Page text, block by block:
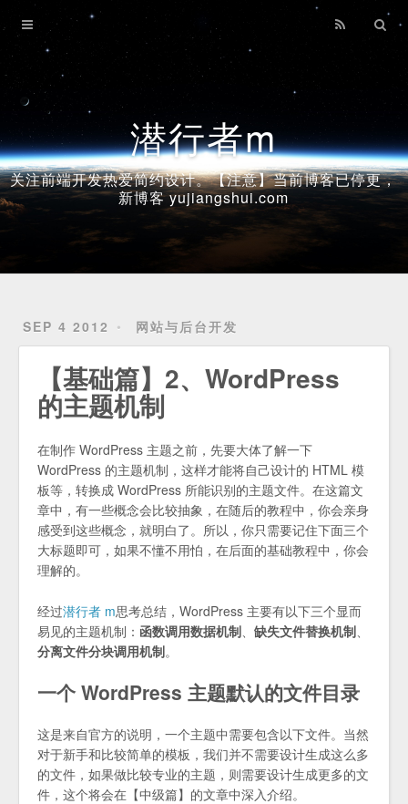
潜行者m
关注前端开发热爱简约设计。【注意】当前博客已停更，
新博客 yujiangshui.com
SEP 4 2012 网站与后台开发
【基础篇】2、WordPress
的主题机制
在制作 WordPress 主题之前，先要大体了解一下
WordPress 的主题机制，这样才能将自己设计的 HTML 模
板等，转换成 WordPress 所能识别的主题文件。在这篇文
章中，有一些概念会比较抽象，在随后的教程中，你会亲身
感受到这些概念，就明白了。所以，你只需要记住下面三个
大标题即可，如果不懂不用怕，在后面的基础教程中，你会
理解的。
经过潜行者 m思考总结，WordPress 主要有以下三个显而
易见的主题机制： 函数调用数据机制 缺失文件替换机制
分离文件分块调用机制。
一个 WordPress 主题默认的文件目录
这是来自官方的说明，一个主题中需要包含以下文件。当然
对于新手和比较简单的模板，我们并不需要设计生成这么多
的文件，如果做比较专业的主题，则需要设计生成更多的文
件，这个将会在【中级篇】的文章中深入介绍。
Home